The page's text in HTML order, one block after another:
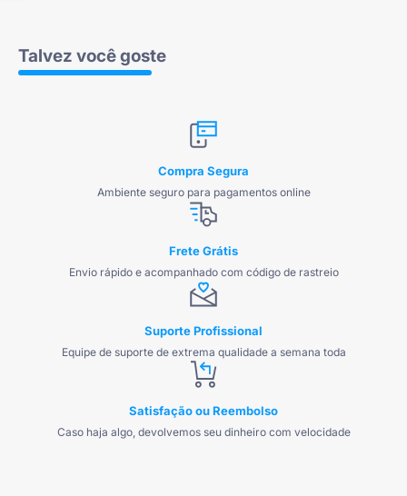
Talvez você goste
Compra Segura
Ambiente seguro para pagamentos online
Frete Grátis
Envio rápido e acompanhado com código de rastreio
Suporte Profissional
Equipe de suporte de extrema qualidade a semana toda
Satisfação ou Reembolso
Caso haja algo, devolvemos seu dinheiro com velocidade